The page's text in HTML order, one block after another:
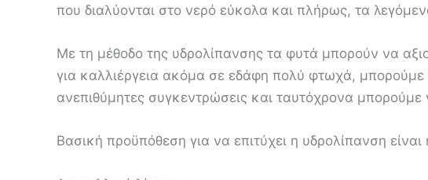
που διαλύονται στο νερό εύκολα και πλήρως, τα
Με τη μέθοδο της υδρολίπανσης τα φυτά μπορούν να
για καλλιέργεια ακόμα σε εδάφη πολύ φτωχά,
ανεπιθύμητες συγκεντρώσεις και ταυτόχρονα
Βασική προϋπόθεση για να επιτύχει η υδρολίπανση